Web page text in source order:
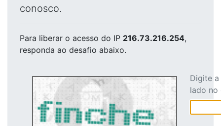
conosco.
Para liberar o acesso do IP 216.73.216.254,
responda ao desafio abaixo.
Digite
lado no